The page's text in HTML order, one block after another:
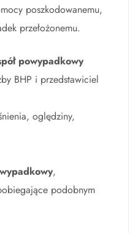
poszkodowanemu,
przełożonemu.
powypadkowy
BHP i przedstawiciel
oględziny,
,
podobnym